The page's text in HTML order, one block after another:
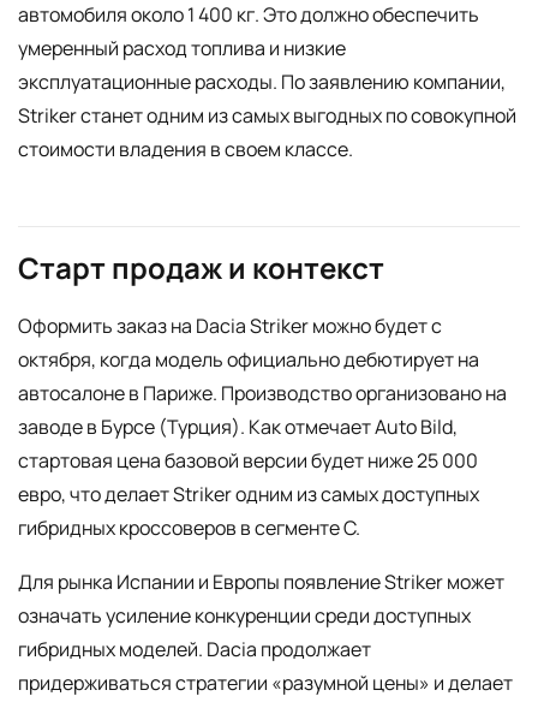
автомобиля около 1 400 кг. Это должно обеспечить
умеренный расход топлива и низкие
эксплуатационные расходы. По заявлению компании,
Striker станет одним из самых выгодных по совокупной
стоимости владения в своем классе.
Старт продаж и контекст
Оформить заказ на Dacia Striker можно будет с
октября, когда модель официально дебютирует на
автосалоне в Париже. Производство организовано на
заводе в Бурсе (Турция). Как отмечает Auto Bild,
стартовая цена базовой версии будет ниже 25 000
евро, что делает Striker одним из самых доступных
гибридных кроссоверов в сегменте C.
Для рынка Испании и Европы появление Striker может
означать усиление конкуренции среди доступных
гибридных моделей. Dacia продолжает
придерживаться стратегии «разумной цены» и делает